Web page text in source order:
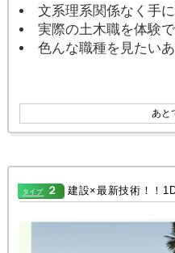
あと
文系理系関係なく手
実際の土木職を体験
色んな職種を見たい
タイプ ２ 建設×最新技術！！